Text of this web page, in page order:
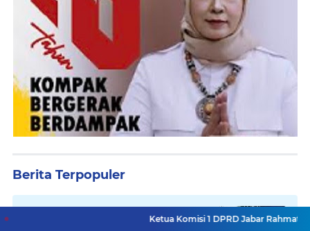
Berita Terpopuler
Legislator Toto Suharto Gelar
Ketua Komisi 1 DPRD Jabar Rahmat Hidayat Djati